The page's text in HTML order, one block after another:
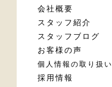
会社概要
スタッフ紹介
スタッフブログ
お客様の声
個人情報の取り扱い
採用情報